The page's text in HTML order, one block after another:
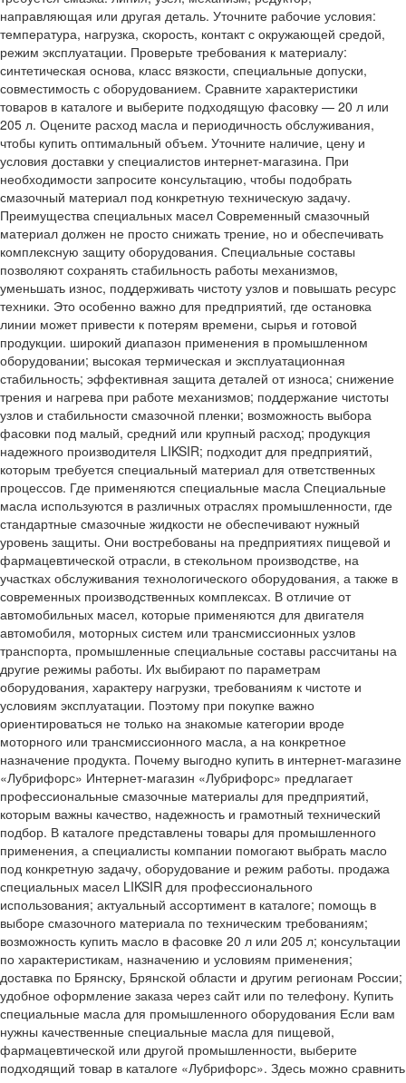
направляющая или другая деталь. Уточните рабочие условия:
температура, нагрузка, скорость, контакт с окружающей средой,
режим эксплуатации. Проверьте требования к материалу:
синтетическая основа, класс вязкости, специальные допуски,
совместимость с оборудованием. Сравните характеристики
товаров в каталоге и выберите подходящую фасовку — 20 л или
205 л. Оцените расход масла и периодичность обслуживания,
чтобы купить оптимальный объем. Уточните наличие, цену и
условия доставки у специалистов интернет-магазина. При
необходимости запросите консультацию, чтобы подобрать
смазочный материал под конкретную техническую задачу.
Преимущества специальных масел Современный смазочный
материал должен не просто снижать трение, но и обеспечивать
комплексную защиту оборудования. Специальные составы
позволяют сохранять стабильность работы механизмов,
уменьшать износ, поддерживать чистоту узлов и повышать ресурс
техники. Это особенно важно для предприятий, где остановка
линии может привести к потерям времени, сырья и готовой
продукции. широкий диапазон применения в промышленном
оборудовании; высокая термическая и эксплуатационная
стабильность; эффективная защита деталей от износа; снижение
трения и нагрева при работе механизмов; поддержание чистоты
узлов и стабильности смазочной пленки; возможность выбора
фасовки под малый, средний или крупный расход; продукция
надежного производителя LIKSIR; подходит для предприятий,
которым требуется специальный материал для ответственных
процессов. Где применяются специальные масла Специальные
масла используются в различных отраслях промышленности, где
стандартные смазочные жидкости не обеспечивают нужный
уровень защиты. Они востребованы на предприятиях пищевой и
фармацевтической отрасли, в стекольном производстве, на
участках обслуживания технологического оборудования, а также в
современных производственных комплексах. В отличие от
автомобильных масел, которые применяются для двигателя
автомобиля, моторных систем или трансмиссионных узлов
транспорта, промышленные специальные составы рассчитаны на
другие режимы работы. Их выбирают по параметрам
оборудования, характеру нагрузки, требованиям к чистоте и
условиям эксплуатации. Поэтому при покупке важно
ориентироваться не только на знакомые категории вроде
моторного или трансмиссионного масла, а на конкретное
назначение продукта. Почему выгодно купить в интернет-магазине
«Лубрифорс» Интернет-магазин «Лубрифорс» предлагает
профессиональные смазочные материалы для предприятий,
которым важны качество, надежность и грамотный технический
подбор. В каталоге представлены товары для промышленного
применения, а специалисты компании помогают выбрать масло
под конкретную задачу, оборудование и режим работы. продажа
специальных масел LIKSIR для профессионального
использования; актуальный ассортимент в каталоге; помощь в
выборе смазочного материала по техническим требованиям;
возможность купить масло в фасовке 20 л или 205 л; консультации
по характеристикам, назначению и условиям применения;
доставка по Брянску, Брянской области и другим регионам России;
удобное оформление заказа через сайт или по телефону. Купить
специальные масла для промышленного оборудования Если вам
нужны качественные специальные масла для пищевой,
фармацевтической или другой промышленности, выберите
подходящий товар в каталоге «Лубрифорс». Здесь можно сравнить